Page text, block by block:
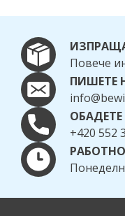
Повече
ПИШЕТЕ
+420 552